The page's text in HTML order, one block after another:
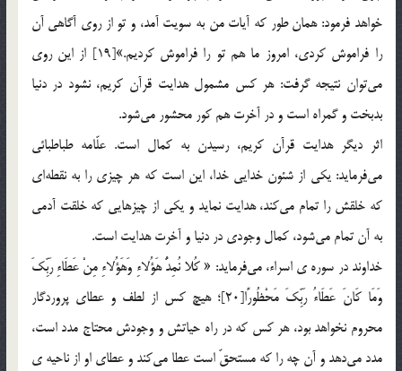
خواهد فرمود: همان طور كه آيات من به سويت آمد، و تو از روي آگاهي آن
را فراموش كردي، امروز ما هم تو را فراموش كرديم.»[19] از اين روي
مي‌توان نتيجه گرفت: هر كس مشمول هدايت قرآن كريم، نشود در دنيا
بدبخت و گمراه است و در آخرت هم كور محشور مي‌شود.
اثر ديگر هدايت قرآن كريم، رسيدن به كمال است. علّامه طباطبائي
مي‌فرمايد: يكي از شئون خدايي خدا، اين است كه هر چيزي را به نقطه‌اي
كه خلقش را تمام مي‌كند، هدايت نمايد و يكي از چيزهايي كه خلقت آدمي
به آن تمام مي‌شود، كمال وجودي در دنيا و آخرت هدايت است.
خداوند در سوره ي اسراء، مي‌فرمايد: « كُلا نُمِدُّ هَؤُلاءِ وَهَؤُلاءِ مِنْ عَطَاءِ رَبِّكَ
وَمَا كَانَ عَطَاءُ رَبِّكَ مَحْظُورًا[20]؛ هيچ كس از لطف و عطاي پروردگار
محروم نخواهد بود، هر كس كه در راه حياتش و وجودش محتاج مدد است،
مدد مي‌دهد و آن چه را كه مستحقّ است عطا مي‌كند و عطاي او از ناحيه ي